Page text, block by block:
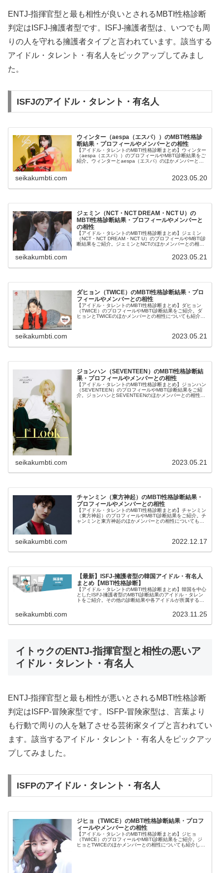
ENTJ-指揮官型と最も相性が良いとされるMBTI性格診断
判定はISFJ-擁護者型です。ISFJ-擁護者型は、いつでも周
りの人を守れる擁護者タイプと言われています。該当する
アイドル・タレント・有名人をピックアップしてみまし
た。
ISFJのアイドル・タレント・有名人
ウィンター（aespa（エスパ））のMBTI性格診
断結果・プロフィールやメンバーとの相性
【アイドル・タレントのMBTI性格診断まとめ】ウィンター
（aespa（エスパ））のプロフィールやMBTI診断結果をご
紹介。ウィンターとaespa（エスパ）のほかメンバーとの
seikakumbti.com 2023.05.20
ジェミン（NCT・NCT DREAM・NCT U）の
MBTI性格診断結果・プロフィールやメンバーと
の相性
【アイドル・タレントのMBTI性格診断まとめ】ジェミン
（NCT・NCT DREAM・NCT U）のプロフィールやMBTI診
断結果をご紹介。ジェミンとNCTのほかメンバーとの相性
seikakumbti.com 2023.05.21
ダヒョン（TWICE）のMBTI性格診断結果・プロ
フィールやメンバーとの相性
【アイドル・タレントのMBTI性格診断まとめ】ダヒョン
（TWICE）のプロフィールやMBTI診断結果をご紹介。ダ
ヒョンとTWICEのほかメンバーとの相性についても紹介し
seikakumbti.com 2023.05.21
ジョンハン（SEVENTEEN）のMBTI性格診断結
果・プロフィールやメンバーとの相性
【アイドル・タレントのMBTI性格診断まとめ】ジョンハン
（SEVENTEEN）のプロフィールやMBTI診断結果をご紹
介。ジョンハンとSEVENTEENのほかメンバーとの相性に
seikakumbti.com 2023.05.21
チャンミン（東方神起）のMBTI性格診断結果・
プロフィールやメンバーとの相性
【アイドル・タレントのMBTI性格診断まとめ】チャンミン
（東方神起）のプロフィールやMBTI診断結果をご紹介。チ
ャンミンと東方神起のほかメンバーとの相性についても紹
seikakumbti.com 2022.12.17
【最新】ISFJ-擁護者型の韓国アイドル・有名人
まとめ【MBTI性格診断】
【アイドル・タレントのMBTI性格診断まとめ】韓国を中心
としたISFJ-擁護者型のMBTI診断結果のアイドル・タレン
トをご紹介。その他の診断結果や各アイドルが所属するグ
seikakumbti.com 2023.11.25
イトゥクのENTJ-指揮官型と相性の悪いア
イドル・タレント・有名人
ENTJ-指揮官型と最も相性が悪いとされるMBTI性格診断
判定はISFP-冒険家型です。ISFP-冒険家型は、言葉より
も行動で周りの人を魅了させる芸術家タイプと言われてい
ます。該当するアイドル・タレント・有名人をピックアッ
プしてみました。
ISFPのアイドル・タレント・有名人
ジヒョ（TWICE）のMBTI性格診断結果・プロフ
ィールやメンバーとの相性
【アイドル・タレントのMBTI性格診断まとめ】ジヒョ
（TWICE）のプロフィールやMBTI診断結果をご紹介。ジ
ヒョとTWICEのほかメンバーとの相性についても紹介しま